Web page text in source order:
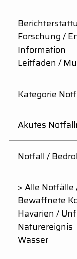
Forschung /
Information
Leitfaden /
Kategorie
Akutes
Notfall /
> Alle
Bewaffnete
Havarien /
Naturereignis
Wasser